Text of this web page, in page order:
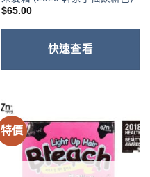
$65.00
快速查看
特價